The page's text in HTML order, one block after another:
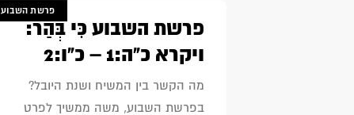
פרשת השבוע
פרשת השבוע כִּי בְּהַר:
ויקרא כ"ה:1 – כ"ו:2
מה הקשר בין המשיח ושנת היובל?
בפרשת השבוע, משה ממשיך לפרט